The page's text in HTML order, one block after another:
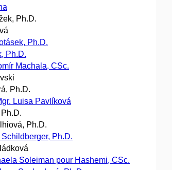
Ph.D.
Ph.D.
Ph.D.
Machala, CSc.
Ph.D.
Luisa Pavlíková
Ph.D.
Ph.D.
Soleiman pour Hashemi, CSc.